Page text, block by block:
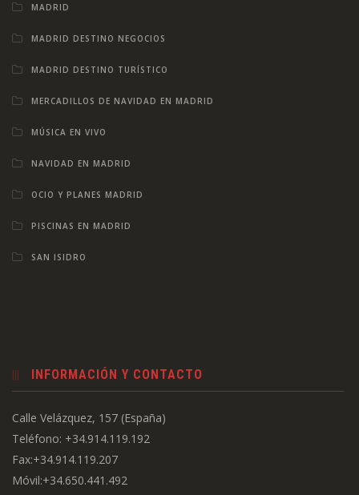
MADRID
MADRID DESTINO NEGOCIOS
MADRID DESTINO TURÍSTICO
MERCADILLOS DE NAVIDAD EN MADRID
MÚSICA EN VIVO
NAVIDAD EN MADRID
OCIO Y PLANES MADRID
PISCINAS EN MADRID
SAN ISIDRO
INFORMACIÓN Y CONTACTO
Calle Velázquez, 157 (España)
Teléfono: +34.914.119.192
Fax:+34.914.119.207
Móvil:+34.650.441.492